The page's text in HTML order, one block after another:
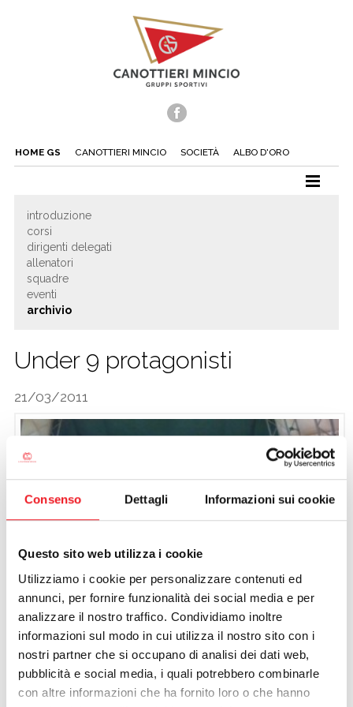
Consenso Dettagli Informazioni sui cookie
Questo sito web utilizza i cookie
Utilizziamo i cookie per personalizzare contenuti ed
annunci, per fornire funzionalità dei social media e per
analizzare il nostro traffico. Condividiamo inoltre
informazioni sul modo in cui utilizza il nostro sito con i
nostri partner che si occupano di analisi dei dati web,
pubblicità e social media, i quali potrebbero combinarle
con altre informazioni che ha fornito loro o che hanno
HOME GS CANOTTIERI MINCIO SOCIETÀ ALBO D'ORO
CANOA
TUFFI
NUOTO
TENNIS
CALCIO
introduzione
corsi
dirigenti delegati
allenatori
squadre
eventi
archivio
Under 9 protagonisti
21/03/2011
Gli Under 9 e lo staff tecnico